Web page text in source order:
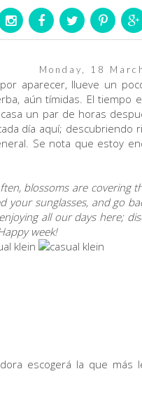
Monday, 18
aparecer, llueve un
aún tímidas. El tiempo
un par de horas
día aquí; descubriendo
Se nota que estoy
blossoms are covering
your sunglasses, and go
all our days here;
week!
escogerá la que más